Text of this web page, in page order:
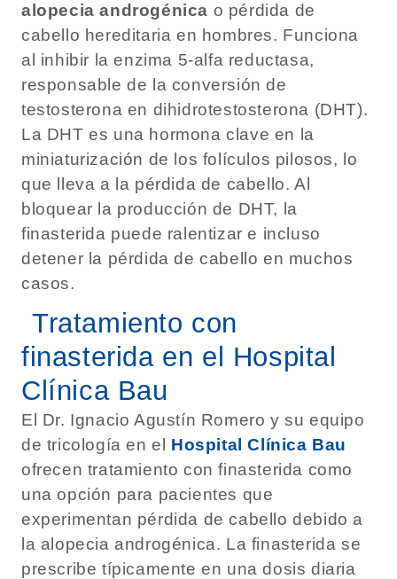
alopecia androgénica o pérdida de
cabello hereditaria en hombres. Funciona
al inhibir la enzima 5-alfa reductasa,
responsable de la conversión de
testosterona en dihidrotestosterona (DHT).
La DHT es una hormona clave en la
miniaturización de los folículos pilosos, lo
que lleva a la pérdida de cabello. Al
bloquear la producción de DHT, la
finasterida puede ralentizar e incluso
detener la pérdida de cabello en muchos
casos.
Tratamiento con
finasterida en el Hospital
Clínica Bau
El Dr. Ignacio Agustín Romero y su equipo
de tricología en el Hospital Clínica Bau
ofrecen tratamiento con finasterida como
una opción para pacientes que
experimentan pérdida de cabello debido a
la alopecia androgénica. La finasterida se
prescribe típicamente en una dosis diaria